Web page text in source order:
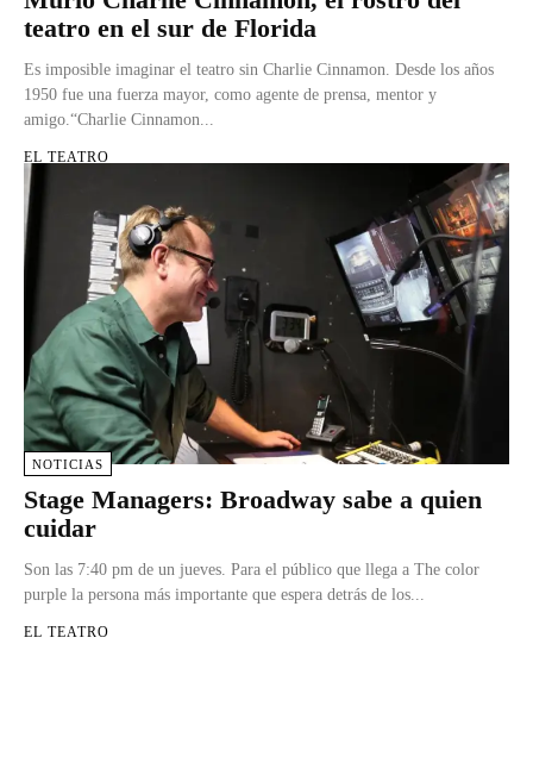
teatro en el sur de Florida
Es imposible imaginar el teatro sin Charlie Cinnamon. Desde los años
1950 fue una fuerza mayor, como agente de prensa, mentor y
amigo.“Charlie Cinnamon...
EL TEATRO
NOTICIAS
Stage Managers: Broadway sabe a quien
cuidar
Son las 7:40 pm de un jueves. Para el público que llega a The color
purple la persona más importante que espera detrás de los...
EL TEATRO